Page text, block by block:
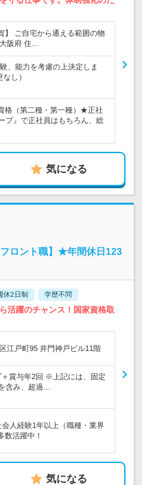
】 ご自宅から通える範囲の物
阪府 住…
、能力を考慮の上決定しま
し）
格（第二種・第一種）★正社
プ』で正社員はもちろん、総
気になる
ロント職】★年間休日123
休2日制 学歴不問
活躍のチャンス！国家資格取
江戸町95 井門神戸ビル11階
＋賞与年2回 ※上記には、固定
含み、超過…
人経験1年以上（職種・業界
活躍中！
気になる